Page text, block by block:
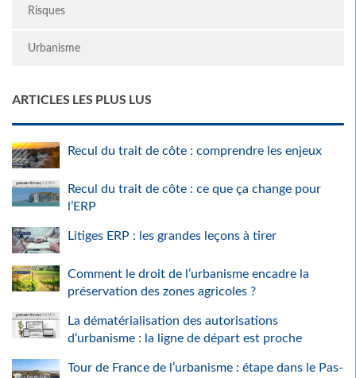
Risques
Urbanisme
ARTICLES LES PLUS LUS
Recul du trait de côte : comprendre les enjeux
Recul du trait de côte : ce que ça change pour
l’ERP
Litiges ERP : les grandes leçons à tirer
Comment le droit de l’urbanisme encadre la
préservation des zones agricoles ?
La dématérialisation des autorisations
d’urbanisme : la ligne de départ est proche
Tour de France de l’urbanisme : étape dans le Pas-